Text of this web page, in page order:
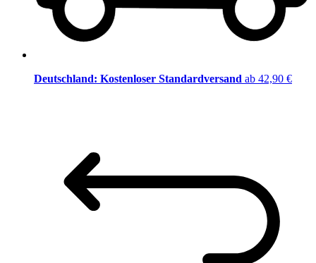
Deutschland: Kostenloser Standardversand ab 42,90 €